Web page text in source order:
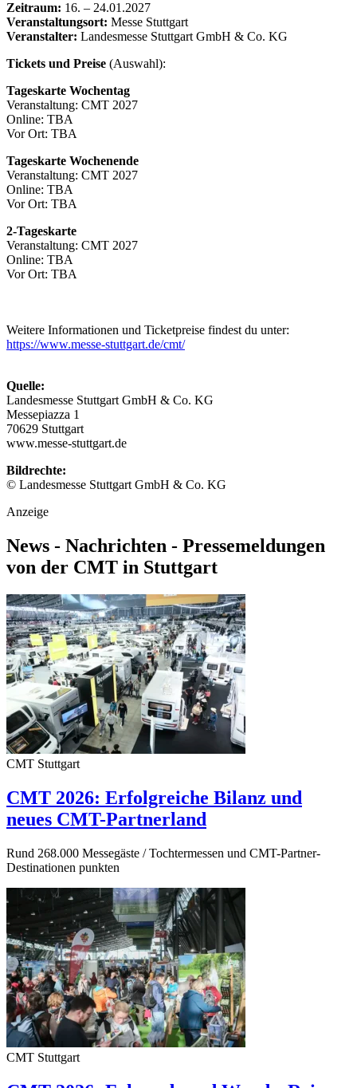
Zeitraum: 16. – 24.01.2027
Veranstaltungsort: Messe Stuttgart
Veranstalter: Landesmesse Stuttgart GmbH & Co. KG
Tickets und Preise (Auswahl):
Tageskarte Wochentag
Veranstaltung: CMT 2027
Online: TBA
Vor Ort: TBA
Tageskarte Wochenende
Veranstaltung: CMT 2027
Online: TBA
Vor Ort: TBA
2-Tageskarte
Veranstaltung: CMT 2027
Online: TBA
Vor Ort: TBA
Weitere Informationen und Ticketpreise findest du unter:
https://www.messe-stuttgart.de/cmt/
Quelle:
Landesmesse Stuttgart GmbH & Co. KG
Messepiazza 1
70629 Stuttgart
www.messe-stuttgart.de
Bildrechte:
© Landesmesse Stuttgart GmbH & Co. KG
Anzeige
News - Nachrichten - Pressemeldungen
von der CMT in Stuttgart
CMT Stuttgart
CMT 2026: Erfolgreiche Bilanz und
neues CMT-Partnerland
Rund 268.000 Messegäste / Tochtermessen und CMT-Partner-
Destinationen punkten
CMT Stuttgart